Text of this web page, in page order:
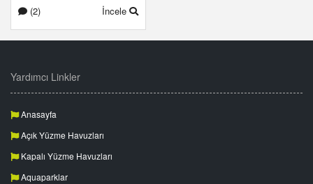
(2) İncele
Yardımcı Linkler
Anasayfa
Açık Yüzme Havuzları
Kapalı Yüzme Havuzları
Aquaparklar